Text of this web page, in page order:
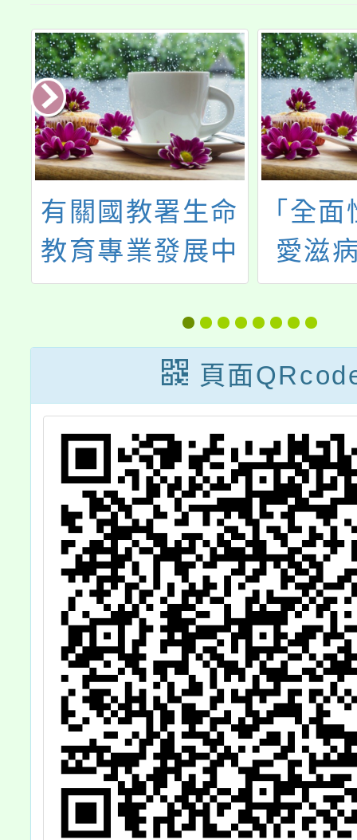
有關國教署生命
教育專業發展中
心辦理「生命教
育議題融入電影
『台灣超人』-線
上生命聊天室」
線上研習課程一
案，歡迎教師踴
躍報名參加。
「全
愛滋
畫」
防治
頁面